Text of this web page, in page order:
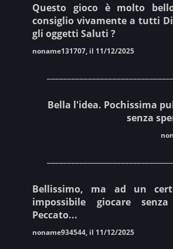
Questo gioco è molto
consiglio vivamente a tutti
gli oggetti Saluti ?
noname131707, il 11/12/2025
Bella l'idea. Pochissima
senza
Bellissimo, ma ad un
impossibile giocare
Peccato...
noname934544, il 11/12/2025